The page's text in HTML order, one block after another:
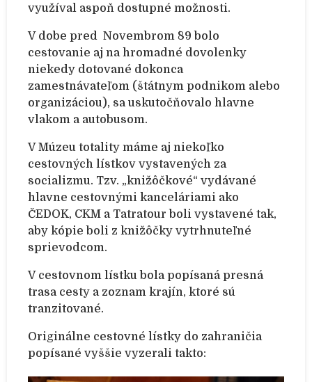
využíval aspoň dostupné možnosti.
V dobe pred Novembrom ´89 bolo
cestovanie aj na hromadné dovolenky
niekedy dotované dokonca
zamestnávateľom (štátnym podnikom alebo
organizáciou), sa uskutočňovalo hlavne
vlakom a autobusom.
V Múzeu totality máme aj niekoľko
cestovných lístkov vystavených za
socializmu. Tzv. „knižôčkové“ vydávané
hlavne cestovnými kanceláriami ako
ČEDOK, CKM a Tatratour boli vystavené tak,
aby kópie boli z knižôčky vytrhnuteľné
sprievodcom.
V cestovnom lístku bola popísaná presná
trasa cesty a zoznam krajín, ktoré sú
tranzitované.
Originálne cestovné lístky do zahraničia
popísané vyššie vyzerali takto: